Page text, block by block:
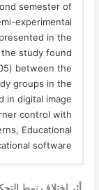
semester of
experimental
in the
study found
between the
groups in the
in digital image
control with
Educational
software.